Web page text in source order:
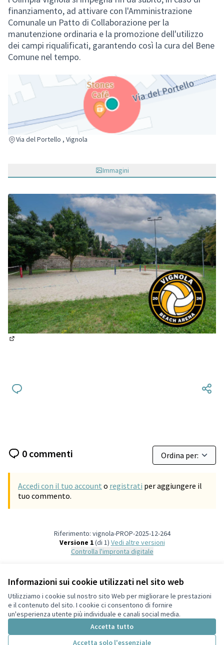
Informazioni sui cookie utilizzati nel sito web
Utilizziamo i cookie sul nostro sito Web per migliorare le prestazioni
e il contenuto del sito. I cookie ci consentono di fornire
un'esperienza utente più individuale e canali social media.
Accetta tutto
Accetta solo l'essenziale
finanziamento, ad attivare con l'Amministrazione
Comunale un Patto di Collaborazione per la
manutenzione ordinaria e la promozione dell'utilizzo
dei campi riqualificati, garantendo così la cura del Bene
Comune nel tempo.
Via del Portello , Vignola
(Collegamento esterno)
Immagini
0 commenti
Accedi con il tuo account o registrati per aggiungere il
tuo commento.
Riferimento: vignola-PROP-2025-12-264
Versione 1(di 1) vedi altre versioni
Controlla l'impronta digitale
Termini di servizio
Impostazioni dei cookie
Italiano
Choose languageScegli la lingua